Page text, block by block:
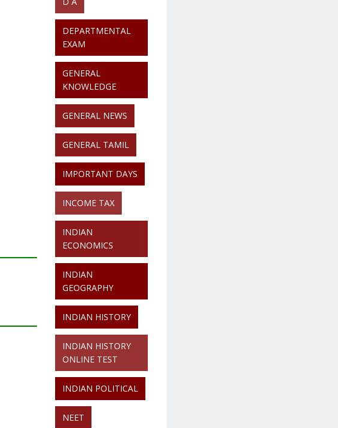
DEPARTMENTAL
EXAM
GENERAL
KNOWLEDGE
GENERAL NEWS
GENERAL TAMIL
IMPORTANT DAYS
INCOME TAX
INDIAN
ECONOMICS
INDIAN
GEOGRAPHY
INDIAN HISTORY
INDIAN HISTORY
ONLINE TEST
INDIAN POLITICAL
NEET